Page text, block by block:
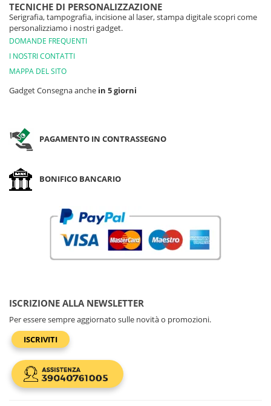
TECNICHE DI PERSONALIZZAZIONE
Serigrafia, tampografia, incisione al laser, stampa digitale scopri come
personalizziamo i nostri gadget.
DOMANDE FREQUENTI
I NOSTRI CONTATTI
MAPPA DEL SITO
Gadget Consegna anche in 5 giorni
PAGAMENTO IN CONTRASSEGNO
BONIFICO BANCARIO
ISCRIZIONE ALLA NEWSLETTER
Per essere sempre aggiornato sulle novità o promozioni.
ISCRIVITI